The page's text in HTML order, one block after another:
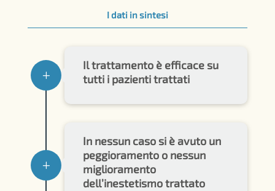
I dati in sintesi
L
Il trattamento è efficace su
tutti i pazienti trattati
L
In nessun caso si è avuto un
peggioramento o nessun
miglioramento
dell’inestetismo trattato